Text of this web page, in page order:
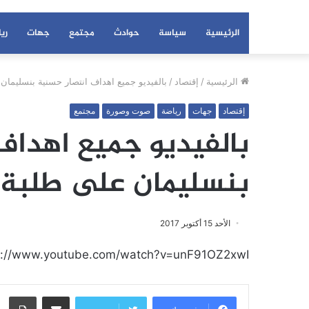
الرئيسية سياسة حوادث مجتمع جهات
الرئيسية / إقتصاد / بالفيديو جميع اهداف انتصار حسنية
إقتصاد جهات رياضة صوت وصورة مجتمع
بالفيديو جميع
بنسليمان على
الأحد 15 أكتوبر 2017
www.youtube.com/watch?v=unF91OZ2xwI
مشاركة عبر البريد